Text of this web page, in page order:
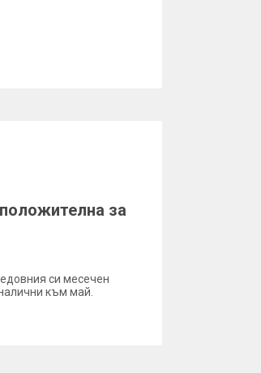
за
си месечен
към май.